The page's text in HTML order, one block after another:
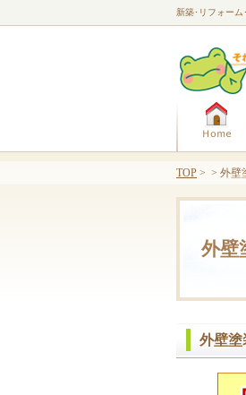
外壁
新築･リフォー
外壁塗
TOP > > 外壁